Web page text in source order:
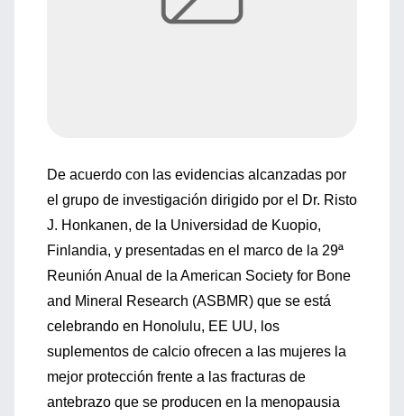
De acuerdo con las evidencias alcanzadas por
el grupo de investigación dirigido por el Dr. Risto
J. Honkanen, de la Universidad de Kuopio,
Finlandia, y presentadas en el marco de la 29ª
Reunión Anual de la American Society for Bone
and Mineral Research (ASBMR) que se está
celebrando en Honolulu, EE UU, los
suplementos de calcio ofrecen a las mujeres la
mejor protección frente a las fracturas de
antebrazo que se producen en la menopausia